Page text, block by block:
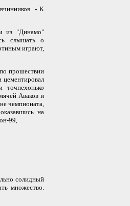
- К
из "Динамо"
слышать о
играют,
прошествии
цементировал
Аваков и
чемпионата,
на
99,
солидный
множество.